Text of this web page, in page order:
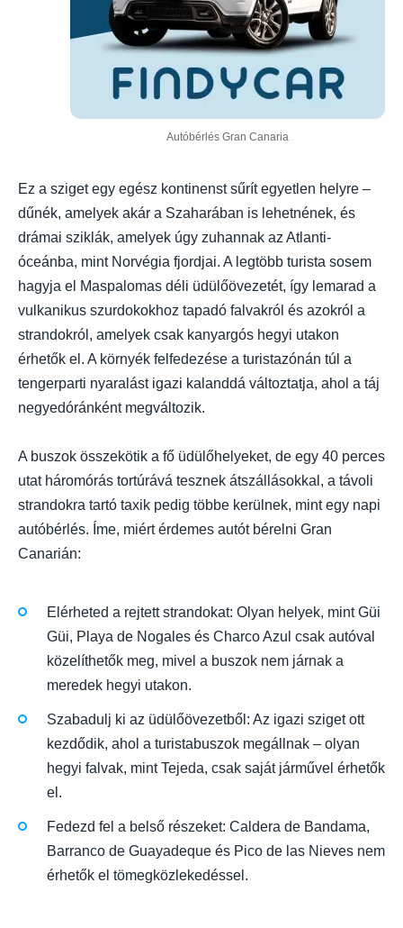
Autóbérlés Gran Canaria
Ez a sziget egy egész kontinenst sűrít egyetlen helyre –
dűnék, amelyek akár a Szaharában is lehetnének, és
drámai sziklák, amelyek úgy zuhannak az Atlanti-
óceánba, mint Norvégia fjordjai. A legtöbb turista sosem
hagyja el Maspalomas déli üdülőövezetét, így lemarad a
vulkanikus szurdokokhoz tapadó falvakról és azokról a
strandokról, amelyek csak kanyargós hegyi utakon
érhetők el. A környék felfedezése a turistazónán túl a
tengerparti nyaralást igazi kalanddá változtatja, ahol a táj
negyedóránként megváltozik.
A buszok összekötik a fő üdülőhelyeket, de egy 40 perces
utat háromórás tortúrává tesznek átszállásokkal, a távoli
strandokra tartó taxik pedig többe kerülnek, mint egy napi
autóbérlés. Íme, miért érdemes autót bérelni Gran
Canarián:
Elérheted a rejtett strandokat: Olyan helyek, mint Güi
Güi, Playa de Nogales és Charco Azul csak autóval
közelíthetők meg, mivel a buszok nem járnak a
meredek hegyi utakon.
Szabadulj ki az üdülőövezetből: Az igazi sziget ott
kezdődik, ahol a turistabuszok megállnak – olyan
hegyi falvak, mint Tejeda, csak saját járművel érhetők
el.
Fedezd fel a belső részeket: Caldera de Bandama,
Barranco de Guayadeque és Pico de las Nieves nem
érhetők el tömegközlekedéssel.